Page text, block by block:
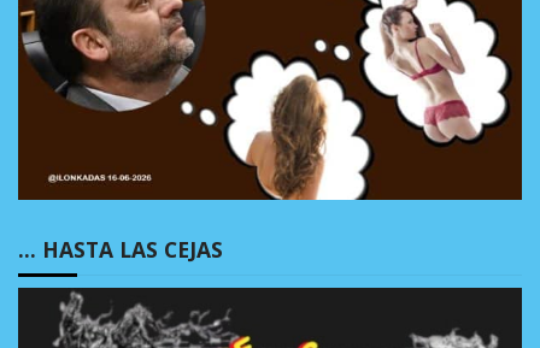
… HASTA LAS CEJAS